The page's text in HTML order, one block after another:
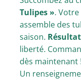
Tulipes ».
assemble des
saison.
liberté.
dès maintenant !
Un